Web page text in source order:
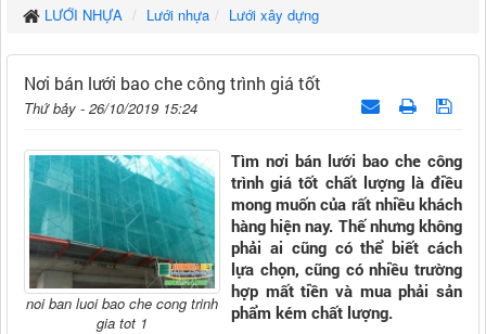
LƯỚI NHỰA Lưới nhựa Lưới xây dựng
Nơi bán lưới bao che công trình giá tốt
Thứ bảy - 26/10/2019 15:24
noi ban luoi bao che cong trinh
gia tot 1
Tìm nơi bán lưới bao che công
trình giá tốt chất lượng là điều
mong muốn của rất nhiều khách
hàng hiện nay. Thế nhưng không
phải ai cũng có thể biết cách
lựa chọn, cũng có nhiều trường
hợp mất tiền và mua phải sản
phẩm kém chất lượng.